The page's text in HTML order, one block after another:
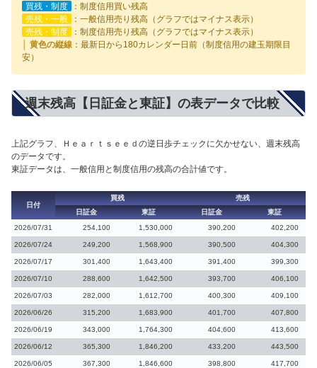
買残・制度
：制度信用買い残高
売残・一般
：一般信用売り残高（グラフではマイナス表示）
売残・制度
：制度信用売り残高（グラフではマイナス表示）
│ 黄色の縦線 ：最新日から180カレンダー日前（制度信用の建玉期限目
安）
週末残高【日証金と東証】の表データで比較
上記グラフ、Ｈｅａｒｔｓｅｅｄの逆日歩チェックに欠かせない、週末残高
のデータです。
東証データは、一般信用と制度信用の残高の合計値です。
日付
買残
売残
日証金
東証 日証金
東証
2026/07/31
254,100 1,530,000 390,200 402,200
2026/07/24 249,200 1,568,900 390,500 404,300
2026/07/17 301,400 1,643,400 391,400 399,300
2026/07/10 288,600 1,642,500 393,700 406,100
2026/07/03 282,000 1,612,700 400,300 409,100
2026/06/26 315,200 1,683,900 401,700 407,800
2026/06/19 343,000 1,764,300 404,600 413,600
2026/06/12 365,300 1,846,200 433,200 443,500
2026/06/05 367,300 1,846,600 398,800 417,700